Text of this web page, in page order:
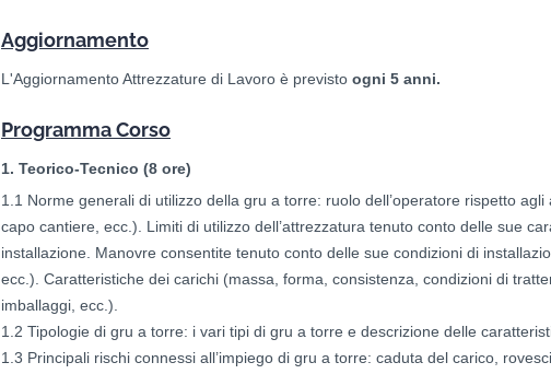
Aggiornamento
L'Aggiornamento Attrezzature di Lavoro è previsto ogni 5 anni.
Programma Corso
1. Teorico-Tecnico (8 ore)
1.1 Norme generali di utilizzo della gru a torre: ruolo dell’operatore rispetto
capo cantiere, ecc.). Limiti di utilizzo dell’attrezzatura tenuto conto delle sue
installazione. Manovre consentite tenuto conto delle sue condizioni di
ecc.). Caratteristiche dei carichi (massa, forma, consistenza, condizioni di
imballaggi, ecc.).
1.2 Tipologie di gru a torre: i vari tipi di gru a torre e descrizione delle
1.3 Principali rischi connessi all’impiego di gru a torre: caduta del carico,